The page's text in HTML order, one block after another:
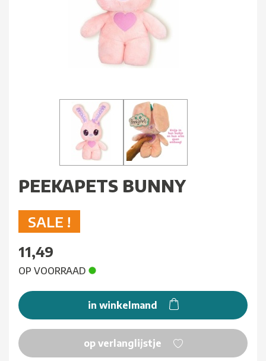
PEEKAPETS BUNNY
SALE !
11,49
OP VOORRAAD
in winkelmand
op verlanglijstje